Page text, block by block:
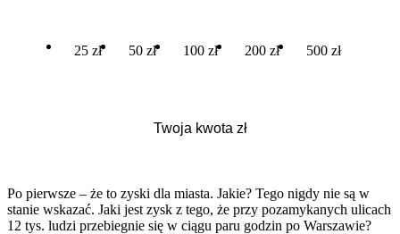
25 zł 50 zł 100 zł 200 zł 500 zł
Po pierwsze – że to zyski dla miasta. Jakie? Tego nigdy nie są w
stanie wskazać. Jaki jest zysk z tego, że przy pozamykanych ulicach
12 tys. ludzi przebiegnie się w ciągu paru godzin po Warszawie?